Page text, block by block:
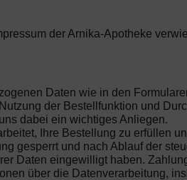
der Arnika-Apotheke
Daten wie in den
der Bestellfunktion und
dabei ein wichtiges Anliegen.
Ihre Bestellung zu erfüllen
gesperrt und nach Ablauf der
Daten eingewilligt haben.
über die Datenverarbeitung,